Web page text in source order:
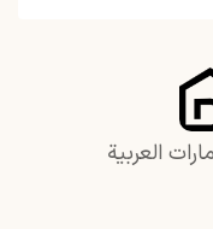
العربية